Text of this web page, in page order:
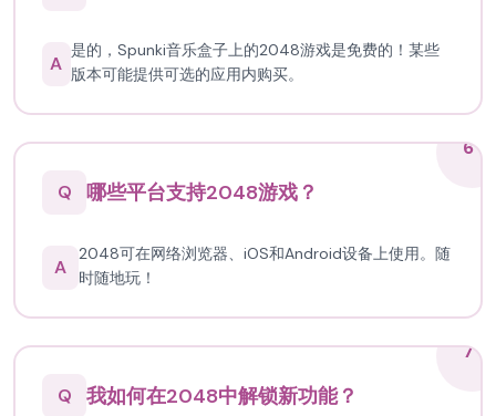
A
是的，Spunki音乐盒子上的2048游戏是免费的！某些
版本可能提供可选的应用内购买。
6
Q
哪些平台支持2048游戏？
A
2048可在网络浏览器、iOS和Android设备上使用。随
时随地玩！
7
Q
我如何在2048中解锁新功能？